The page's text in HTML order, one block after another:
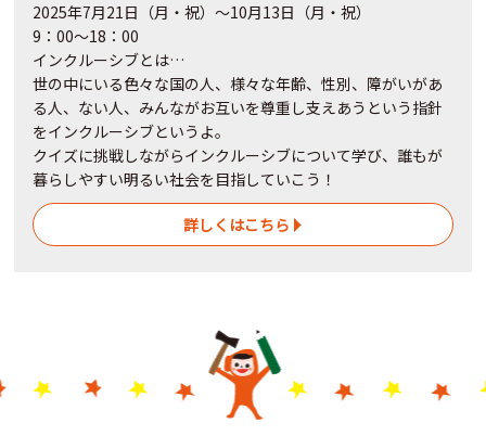
2025年7月21日（月・祝）～10月13日（月・祝）
9：00～18：00
インクルーシブとは…
世の中にいる色々な国の人、様々な年齢、性別、障がいがあ
る人、ない人、みんながお互いを尊重し支えあうという指針
をインクルーシブというよ。
クイズに挑戦しながらインクルーシブについて学び、誰もが
暮らしやすい明るい社会を目指していこう！
詳しくはこちら